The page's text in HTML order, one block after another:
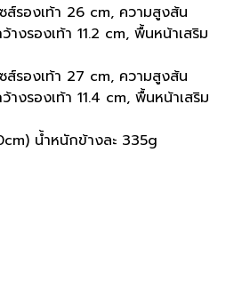
ส์รองเท้า 26 cm, ความสูงส้น
างรองเท้า 11.2 cm, พื้นหน้าเสริม
ส์รองเท้า 27 cm, ความสูงส้น
างรองเท้า 11.4 cm, พื้นหน้าเสริม
น้ำหนักข้างละ 335g